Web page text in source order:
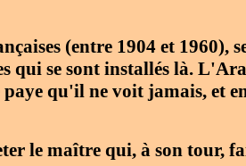
(entre 1904 et 1960),
qui se sont installés là.
qu'il ne voit jamais, et
le maître qui, à son tour,